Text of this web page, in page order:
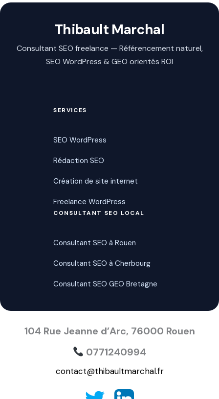
Thibault Marchal
Consultant SEO freelance — Référencement naturel,
SEO WordPress & GEO orientés ROI
SERVICES
SEO WordPress
Rédaction SEO
Création de site internet
Freelance WordPress
CONSULTANT SEO LOCAL
Consultant SEO à Rouen
Consultant SEO à Cherbourg
Consultant SEO GEO Bretagne
104 Rue Jeanne d’Arc, 76000 Rouen
0771240994
contact@thibaultmarchal.fr